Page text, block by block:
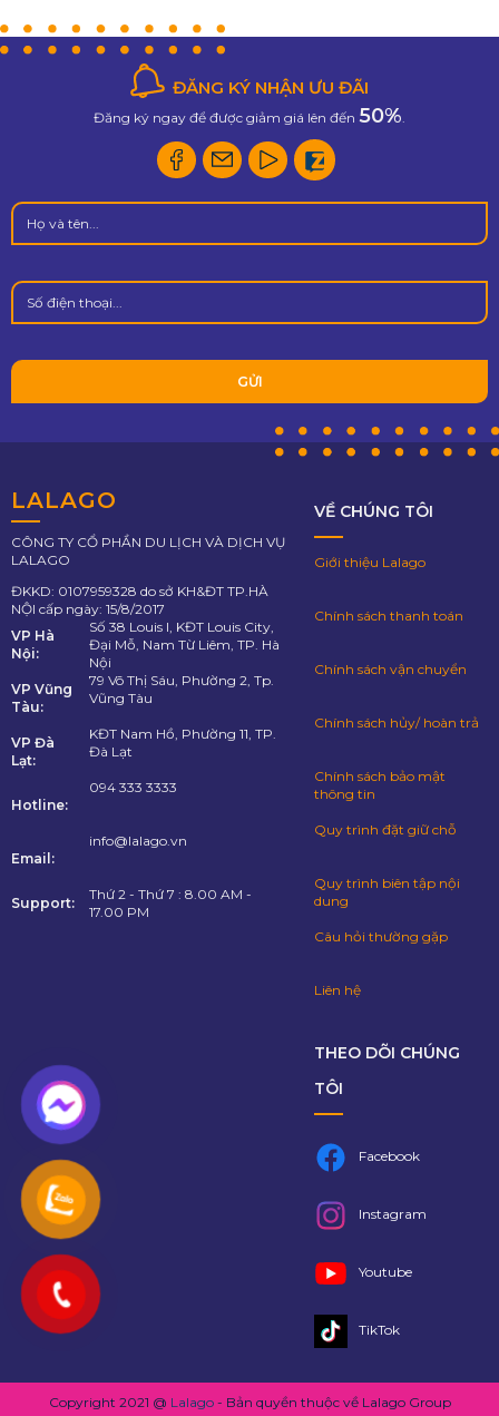
ĐĂNG KÝ NHẬN ƯU ĐÃI
Đăng ký ngay để được giảm giá lên đến 50%.
LALAGO
CÔNG TY CỔ PHẦN DU LỊCH VÀ DỊCH VỤ
LALAGO
ĐKKD: 0107959328 do sở KH&ĐT TP.HÀ
NỘI cấp ngày: 15/8/2017
VP Hà
Nội:
Số 38 Louis I, KĐT Louis City,
Đại Mỗ, Nam Từ Liêm, TP. Hà
Nội
VP Vũng
Tàu:
79 Võ Thị Sáu, Phường 2, Tp.
Vũng Tàu
VP Đà
Lạt:
KĐT Nam Hồ, Phường 11, TP.
Đà Lạt
Hotline:
094 333 3333
Email:
info@lalago.vn
Support:
Thứ 2 - Thứ 7 : 8.00 AM -
17.00 PM
VỀ CHÚNG TÔI
Giới thiệu Lalago
Chính sách thanh toán
Chính sách vận chuyển
Chính sách hủy/ hoàn trả
Chính sách bảo mật
thông tin
Quy trình đặt giữ chỗ
Quy trình biên tập nội
dung
Câu hỏi thường gặp
Liên hệ
THEO DÕI CHÚNG
TÔI
Facebook
Instagram
Youtube
TikTok
Copyright 2021 @ Lalago- Bản quyền thuộc về Lalago Group